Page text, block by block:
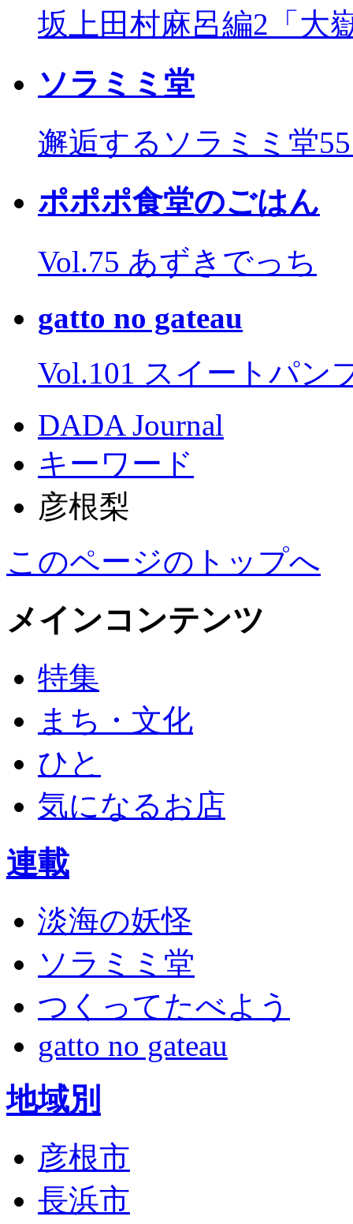
坂上田村麻呂編2「大
ソラミミ堂
邂逅するソラミミ堂
ポポポ食堂のごはん
Vol.75 あずきでっち
gatto no gateau
Vol.101 スイートパン
DADA Journal
キーワード
彦根梨
このページのトップへ
メインコンテンツ
特集
まち・文化
ひと
気になるお店
連載
淡海の妖怪
ソラミミ堂
つくってたべよう
gatto no gateau
地域別
彦根市
長浜市